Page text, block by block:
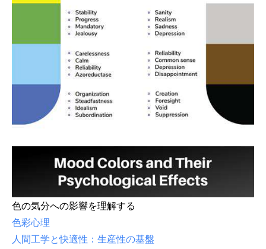
色の気分への影響を理解する
色彩心理
人間工学と快適性：生産性の基盤